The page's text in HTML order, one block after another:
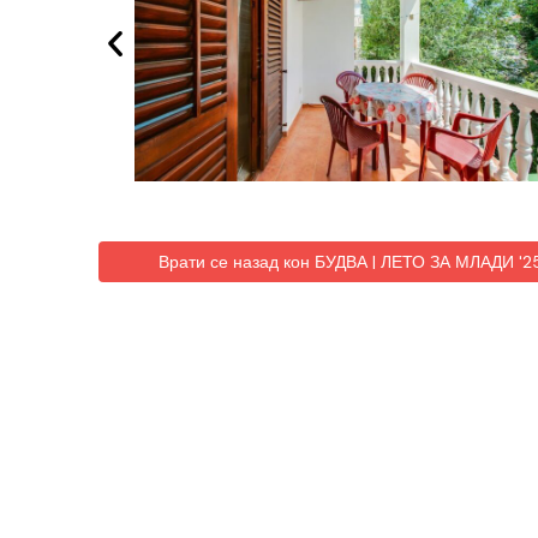
Врати се назад кон БУДВА | ЛЕТО ЗА МЛАДИ